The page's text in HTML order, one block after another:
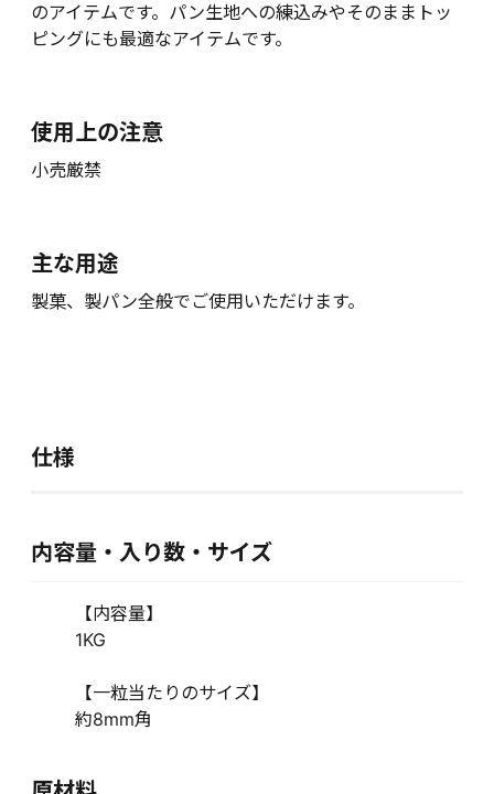
のアイテムです。パン生地への練込みやそのままトッ
ピングにも最適なアイテムです。
使用上の注意
小売厳禁
主な用途
製菓、製パン全般でご使用いただけます。
仕様
内容量・入り数・サイズ
【内容量】
1KG
【一粒当たりのサイズ】
約8mm角